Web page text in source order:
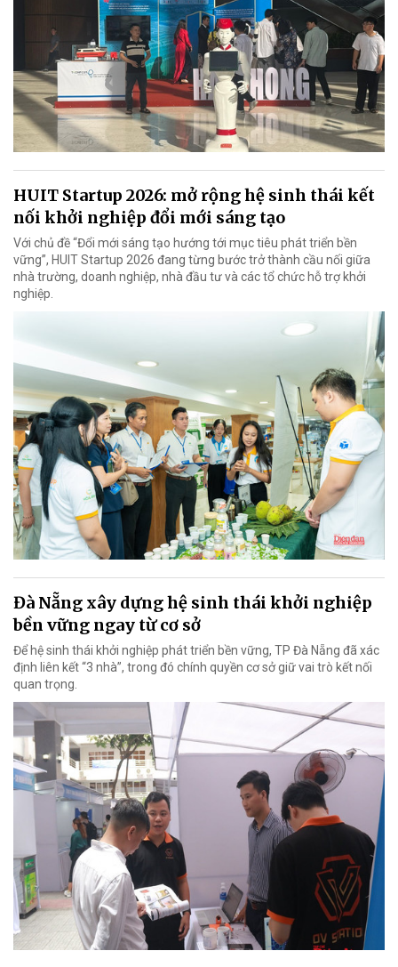
HUIT Startup 2026: mở rộng hệ sinh thái kết
nối khởi nghiệp đổi mới sáng tạo
Với chủ đề “Đổi mới sáng tạo hướng tới mục tiêu phát triển bền
vững”, HUIT Startup 2026 đang từng bước trở thành cầu nối giữa
nhà trường, doanh nghiệp, nhà đầu tư và các tổ chức hỗ trợ khởi
nghiệp.
Đà Nẵng xây dựng hệ sinh thái khởi nghiệp
bền vững ngay từ cơ sở
Để hệ sinh thái khởi nghiệp phát triển bền vững, TP Đà Nẵng đã xác
định liên kết “3 nhà”, trong đó chính quyền cơ sở giữ vai trò kết nối
quan trọng.